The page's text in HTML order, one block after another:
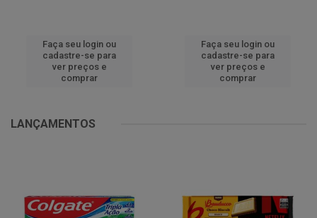
Faça seu login ou
cadastre-se para
ver preços e
comprar
Faça seu login ou
cadastre-se para
ver preços e
comprar
LANÇAMENTOS